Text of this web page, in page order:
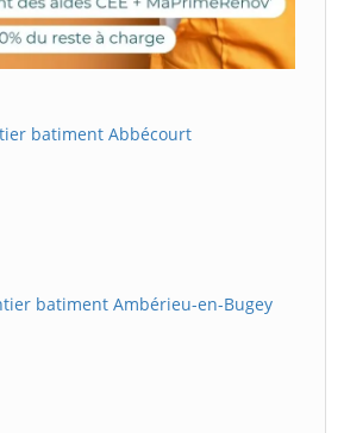
batiment Abbécourt
batiment Ambérieu-en-Bugey